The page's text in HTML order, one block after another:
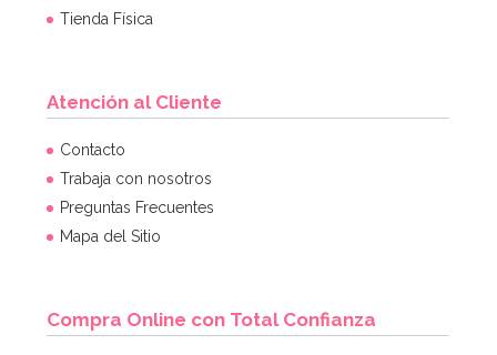
Tienda Física
Atención al Cliente
Contacto
Trabaja con nosotros
Preguntas Frecuentes
Mapa del Sitio
Compra Online con Total Confianza